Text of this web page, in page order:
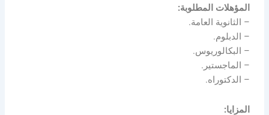
المؤهلات المطلوبة:
– الثانوية العامة.
– الدبلوم.
– البكالوريوس.
– الماجستير.
– الدكتوراه.
المزايا: